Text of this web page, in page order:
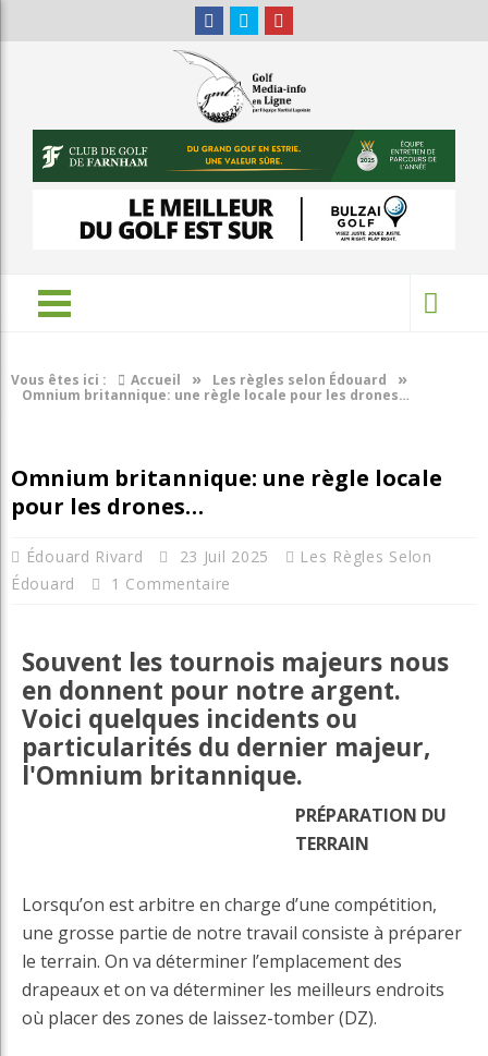
Vous êtes ici : Accueil » Les règles selon Édouard »
Omnium britannique: une règle locale pour les drones…
Omnium britannique: une règle locale
pour les drones…
Édouard Rivard 23 Juil 2025
Les Règles Selon
Édouard
1 Commentaire
Souvent les tournois majeurs nous
en donnent pour notre argent.
Voici quelques incidents ou
particularités du dernier majeur,
l'Omnium britannique.
PRÉPARATION DU
TERRAIN
Lorsqu’on est arbitre en charge d’une compétition,
une grosse partie de notre travail consiste à préparer
le terrain. On va déterminer l’emplacement des
drapeaux et on va déterminer les meilleurs endroits
où placer des zones de laissez-tomber (DZ).